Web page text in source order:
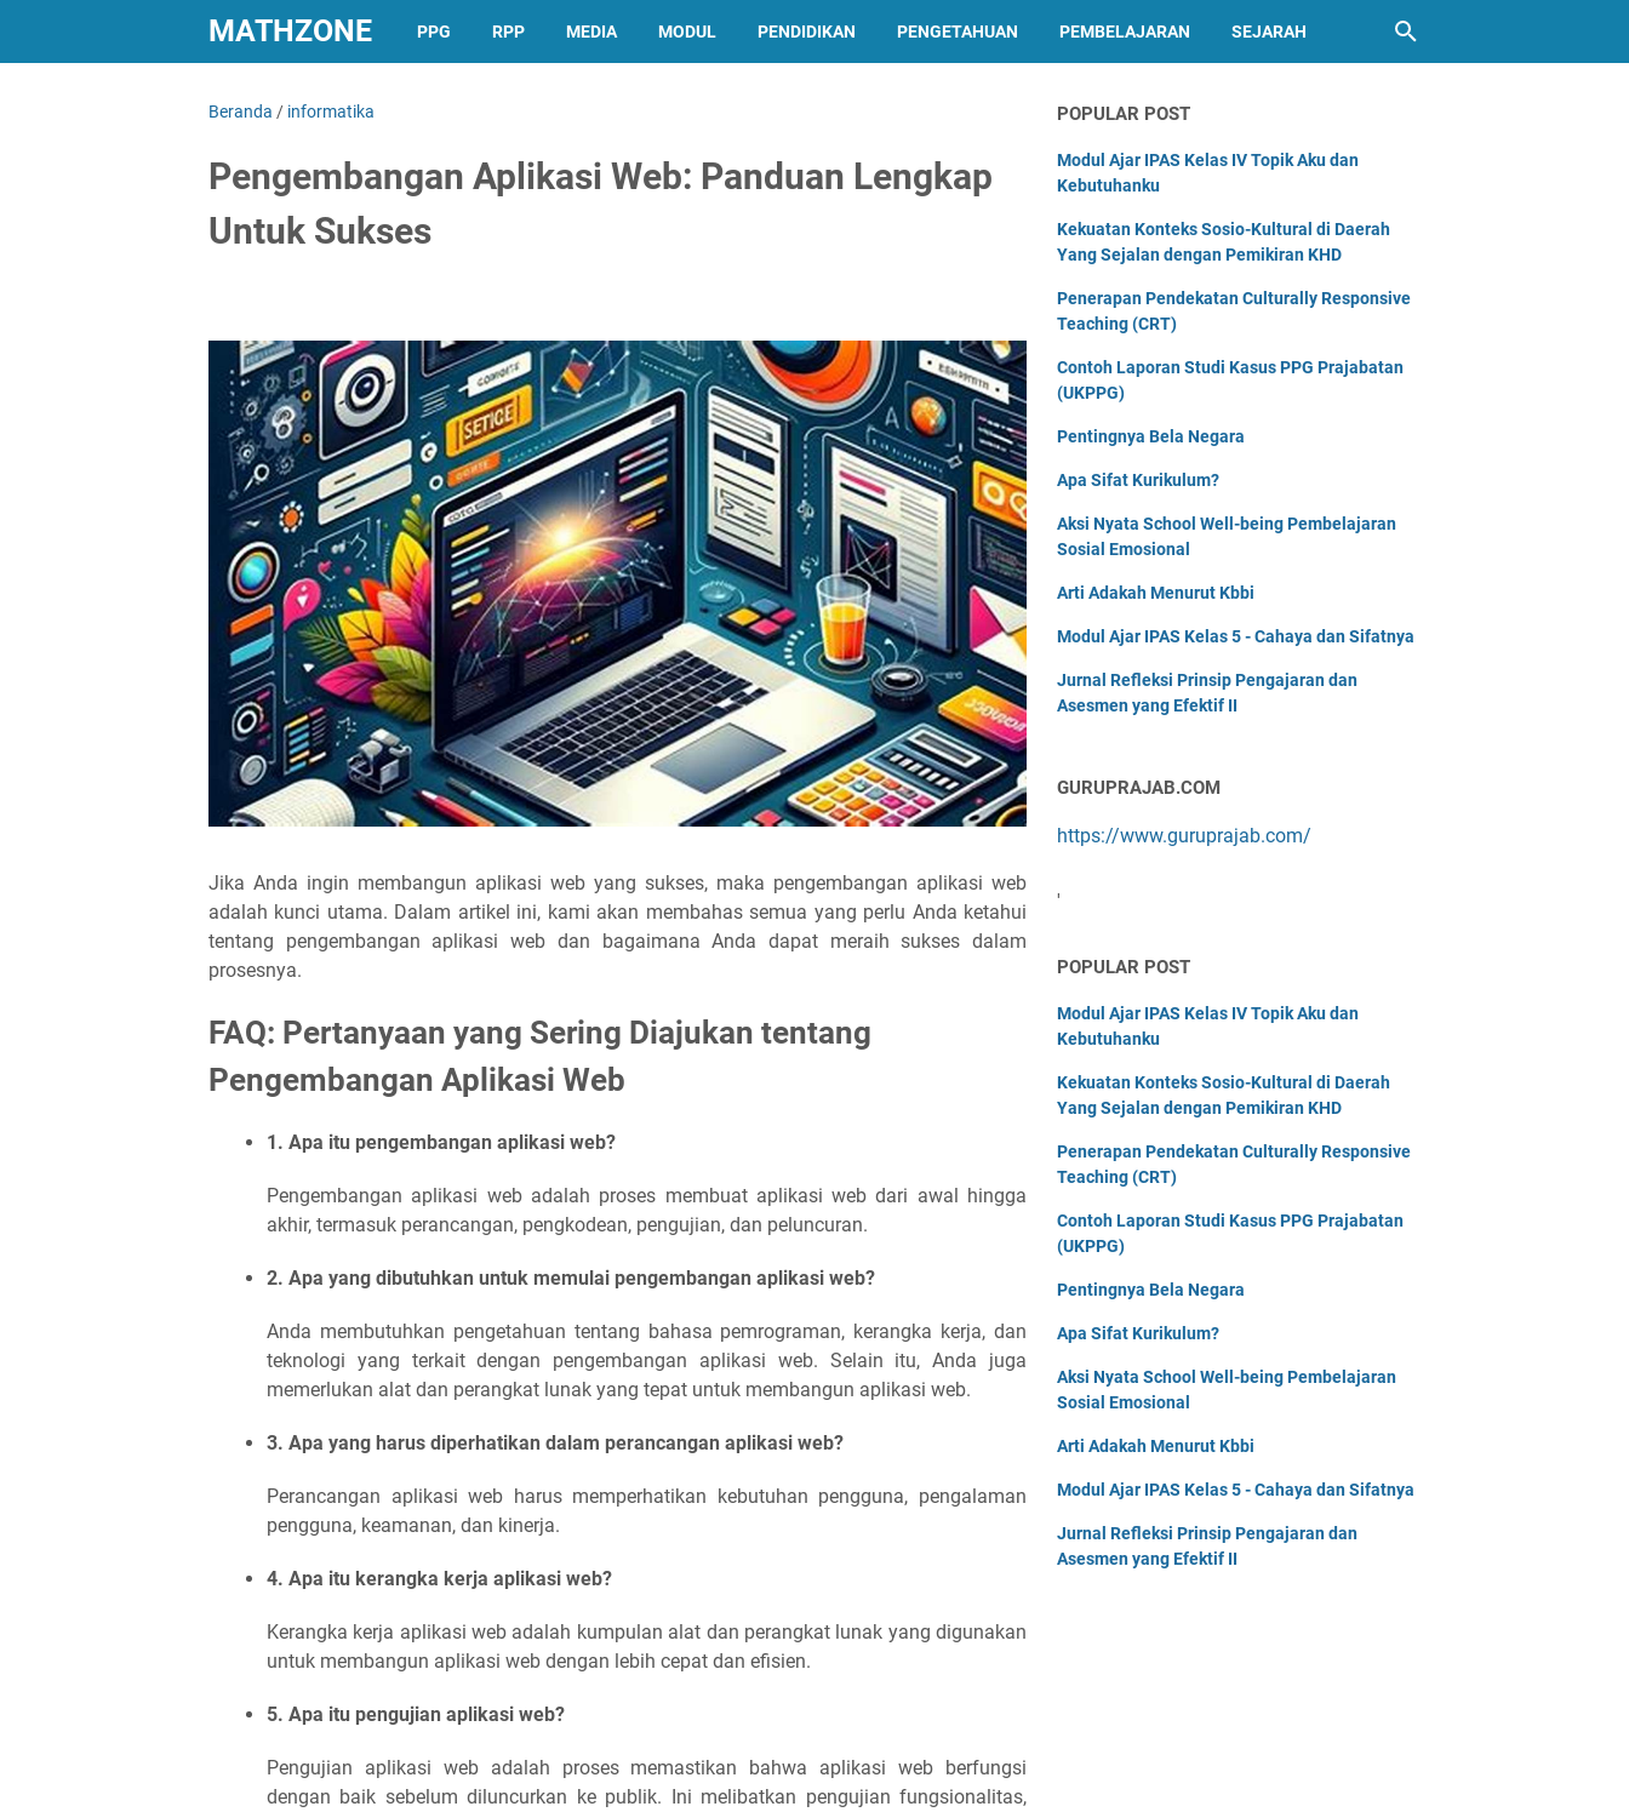
MATHZONE PPG RPP MEDIA MODUL PENDIDIKAN PENGETAHUAN PEMBELAJARAN SEJARAH
Beranda / informatika
Pengembangan Aplikasi Web: Panduan Lengkap
Untuk Sukses
Jika Anda ingin membangun aplikasi web yang sukses, maka pengembangan aplikasi web
adalah kunci utama. Dalam artikel ini, kami akan membahas semua yang perlu Anda ketahui
tentang pengembangan aplikasi web dan bagaimana Anda dapat meraih sukses dalam
prosesnya.
FAQ: Pertanyaan yang Sering Diajukan tentang
Pengembangan Aplikasi Web
1. Apa itu pengembangan aplikasi web?
Pengembangan aplikasi web adalah proses membuat aplikasi web dari awal hingga
akhir, termasuk perancangan, pengkodean, pengujian, dan peluncuran.
2. Apa yang dibutuhkan untuk memulai pengembangan aplikasi web?
Anda membutuhkan pengetahuan tentang bahasa pemrograman, kerangka kerja, dan
teknologi yang terkait dengan pengembangan aplikasi web. Selain itu, Anda juga
memerlukan alat dan perangkat lunak yang tepat untuk membangun aplikasi web.
3. Apa yang harus diperhatikan dalam perancangan aplikasi web?
Perancangan aplikasi web harus memperhatikan kebutuhan pengguna, pengalaman
pengguna, keamanan, dan kinerja.
4. Apa itu kerangka kerja aplikasi web?
Kerangka kerja aplikasi web adalah kumpulan alat dan perangkat lunak yang digunakan
untuk membangun aplikasi web dengan lebih cepat dan efisien.
5. Apa itu pengujian aplikasi web?
Pengujian aplikasi web adalah proses memastikan bahwa aplikasi web berfungsi
dengan baik sebelum diluncurkan ke publik. Ini melibatkan pengujian fungsionalitas,
POPULAR POST
Modul Ajar IPAS Kelas IV Topik Aku dan
Kebutuhanku
Kekuatan Konteks Sosio-Kultural di Daerah
Yang Sejalan dengan Pemikiran KHD
Penerapan Pendekatan Culturally Responsive
Teaching (CRT)
Contoh Laporan Studi Kasus PPG Prajabatan
(UKPPG)
Pentingnya Bela Negara
Apa Sifat Kurikulum?
Aksi Nyata School Well-being Pembelajaran
Sosial Emosional
Arti Adakah Menurut Kbbi
Modul Ajar IPAS Kelas 5 - Cahaya dan Sifatnya
Jurnal Refleksi Prinsip Pengajaran dan
Asesmen yang Efektif II
GURUPRAJAB.COM
https://www.guruprajab.com/
'
POPULAR POST
Modul Ajar IPAS Kelas IV Topik Aku dan
Kebutuhanku
Kekuatan Konteks Sosio-Kultural di Daerah
Yang Sejalan dengan Pemikiran KHD
Penerapan Pendekatan Culturally Responsive
Teaching (CRT)
Contoh Laporan Studi Kasus PPG Prajabatan
(UKPPG)
Pentingnya Bela Negara
Apa Sifat Kurikulum?
Aksi Nyata School Well-being Pembelajaran
Sosial Emosional
Arti Adakah Menurut Kbbi
Modul Ajar IPAS Kelas 5 - Cahaya dan Sifatnya
Jurnal Refleksi Prinsip Pengajaran dan
Asesmen yang Efektif II